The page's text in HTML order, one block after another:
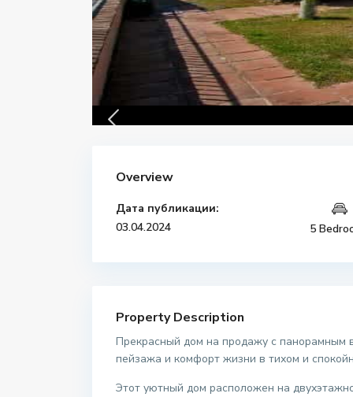
Overview
Дата публикации:
03.04.2024
5
Property Description
Прекрасный дом на продажу с панорамным
пейзажа и комфорт жизни в тихом и
Этот уютный дом расположен на